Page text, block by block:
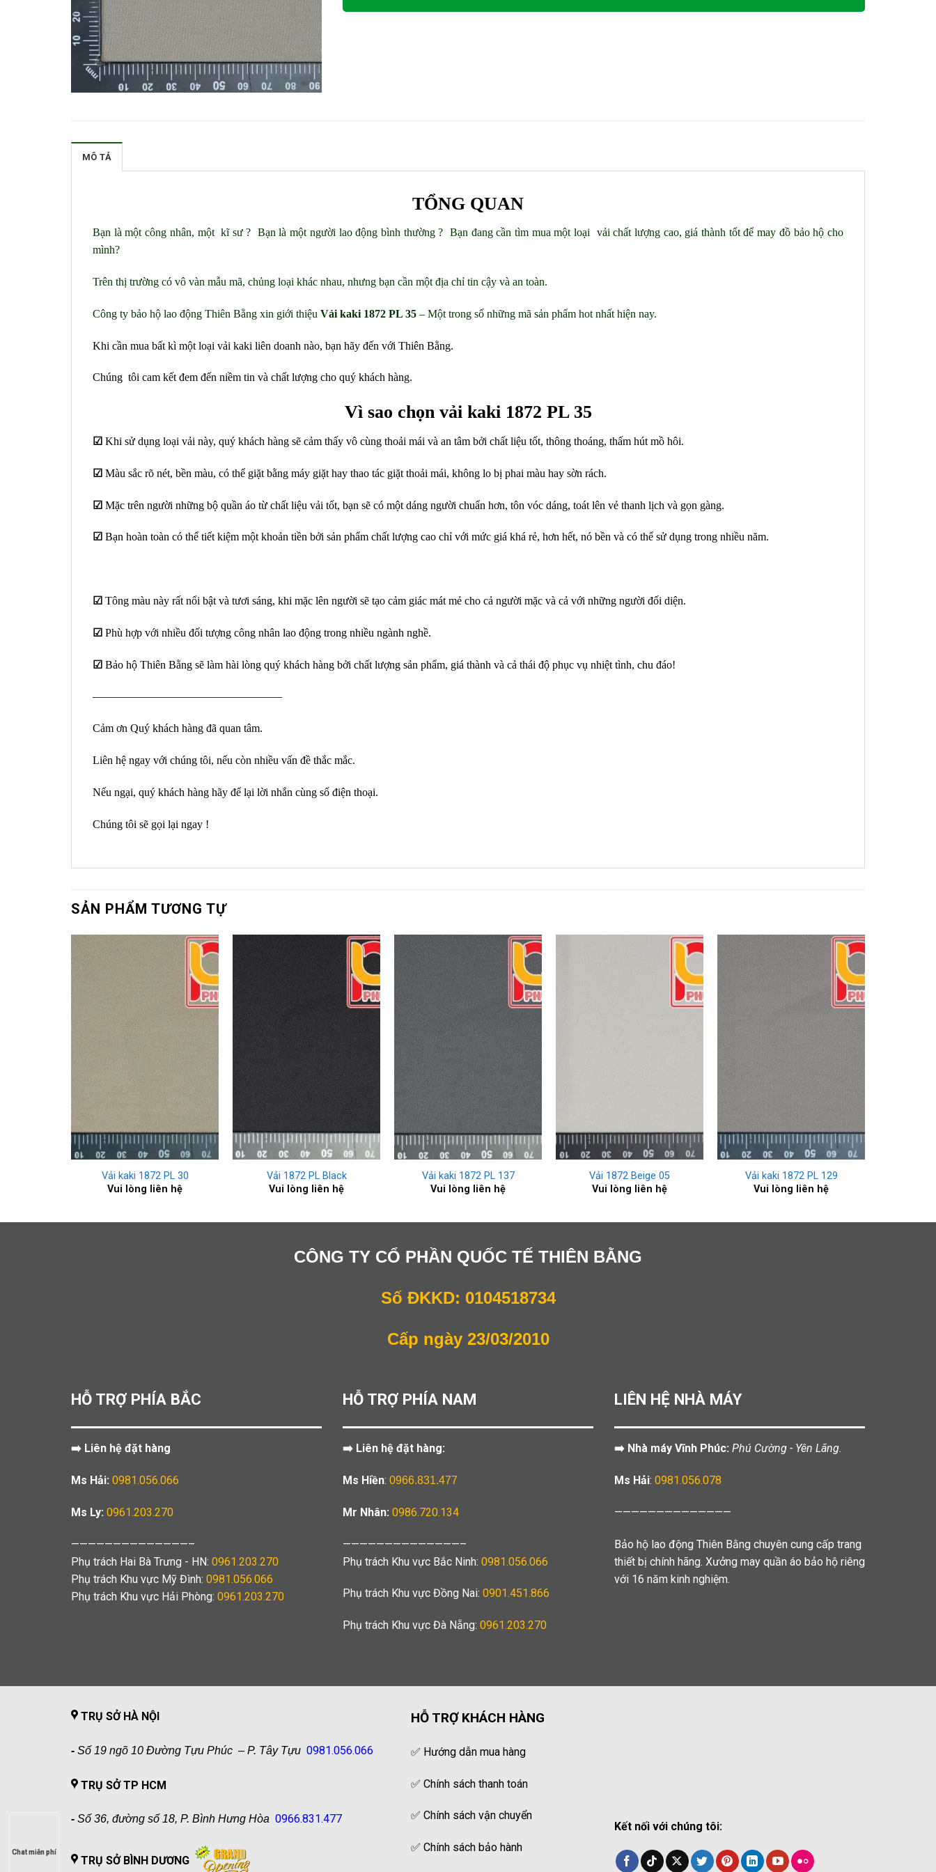
MÔ TẢ
TỔNG QUAN
Bạn là một công nhân, một kĩ sư ? Bạn là một người lao động bình thường ? Bạn đang cần tìm mua một loại vải chất lượng cao, giá thành tốt để may đồ bảo hộ cho
mình?
Trên thị trường có vô vàn mẫu mã, chủng loại khác nhau, nhưng bạn cần một địa chỉ tin cậy và an toàn.
Công ty bảo hộ lao động Thiên Bằng xin giới thiệu Vải kaki 1872 PL 35 – Một trong số những mã sản phẩm hot nhất hiện nay.
Khi cần mua bất kì một loại vải kaki liên doanh nào, bạn hãy đến với Thiên Bằng.
Chúng tôi cam kết đem đến niềm tin và chất lượng cho quý khách hàng.
Vì sao chọn vải kaki 1872 PL 35
☑ Khi sử dụng loại vải này, quý khách hàng sẽ cảm thấy vô cùng thoải mái và an tâm bởi chất liệu tốt, thông thoáng, thấm hút mồ hôi.
☑ Màu sắc rõ nét, bền màu, có thể giặt bằng máy giặt hay thao tác giặt thoải mái, không lo bị phai màu hay sờn rách.
☑ Mặc trên người những bộ quần áo từ chất liệu vải tốt, bạn sẽ có một dáng người chuẩn hơn, tôn vóc dáng, toát lên vẻ thanh lịch và gọn gàng.
☑ Bạn hoàn toàn có thể tiết kiệm một khoản tiền bởi sản phẩm chất lượng cao chỉ với mức giá khá rẻ, hơn hết, nó bền và có thể sử dụng trong nhiều năm.
☑ Tông màu này rất nổi bật và tươi sáng, khi mặc lên người sẽ tạo cảm giác mát mẻ cho cả người mặc và cả với những người đối diện.
☑ Phù hợp với nhiều đối tượng công nhân lao động trong nhiều ngành nghề.
☑ Bảo hộ Thiên Bằng sẽ làm hài lòng quý khách hàng bởi chất lượng sản phẩm, giá thành và cả thái độ phục vụ nhiệt tình, chu đáo!
—————————————————
Cảm ơn Quý khách hàng đã quan tâm.
Liên hệ ngay với chúng tôi, nếu còn nhiều vấn đề thắc mắc.
Nếu ngại, quý khách hàng hãy để lại lời nhắn cùng số điện thoại.
Chúng tôi sẽ gọi lại ngay !
SẢN PHẨM TƯƠNG TỰ
+
Vải kaki 1872 PL 30
Vui lòng liên hệ
+
Vải 1872 PL Black
Vui lòng liên hệ
+
Vải kaki 1872 PL 137
Vui lòng liên hệ
+
Vải 1872 Beige 05
Vui lòng liên hệ
+
Vải kaki 1872 PL 129
Vui lòng liên hệ
CÔNG TY CỔ PHẦN QUỐC TẾ THIÊN BẰNG
Số ĐKKD: 0104518734
Cấp ngày 23/03/2010
HỖ TRỢ PHÍA BẮC
➡️ Liên hệ đặt hàng
Ms Hải: 0981.056.066
Ms Ly: 0961.203.270
——————————————–
Phụ trách Hai Bà Trưng - HN: 0961.203.270
Phụ trách Khu vực Mỹ Đình: 0981.056.066
Phụ trách Khu vực Hải Phòng: 0961.203.270
HỖ TRỢ PHÍA NAM
➡️ Liên hệ đặt hàng:
Ms Hiền: 0966.831.477
Mr Nhân: 0986.720.134
——————————————–
Phụ trách Khu vực Bắc Ninh: 0981.056.066
Phụ trách Khu vực Đồng Nai: 0901.451.866
Phụ trách Khu vực Đà Nẵng: 0961.203.270
LIÊN HỆ NHÀ MÁY
➡️ Nhà máy Vĩnh Phúc: Phú Cường - Yên Lãng.
Ms Hải: 0981.056.078
——————————————
Bảo hộ lao động Thiên Bằng chuyên cung cấp trang
thiết bị chính hãng. Xưởng may quần áo bảo hộ riêng
với 16 năm kinh nghiệm.
TRỤ SỞ HÀ NỘI
- Số 19 ngõ 10 Đường Tựu Phúc – P. Tây Tựu 0981.056.066
TRỤ SỞ TP HCM
- Số 36, đường số 18, P. Bình Hưng Hòa 0966.831.477
TRỤ SỞ BÌNH DƯƠNG
HỖ TRỢ KHÁCH HÀNG
✅ Hướng dẫn mua hàng
✅ Chính sách thanh toán
✅ Chính sách vận chuyển
✅ Chính sách bảo hành
Kết nối với chúng tôi:
Chat miễn phí
Chat miễn phí